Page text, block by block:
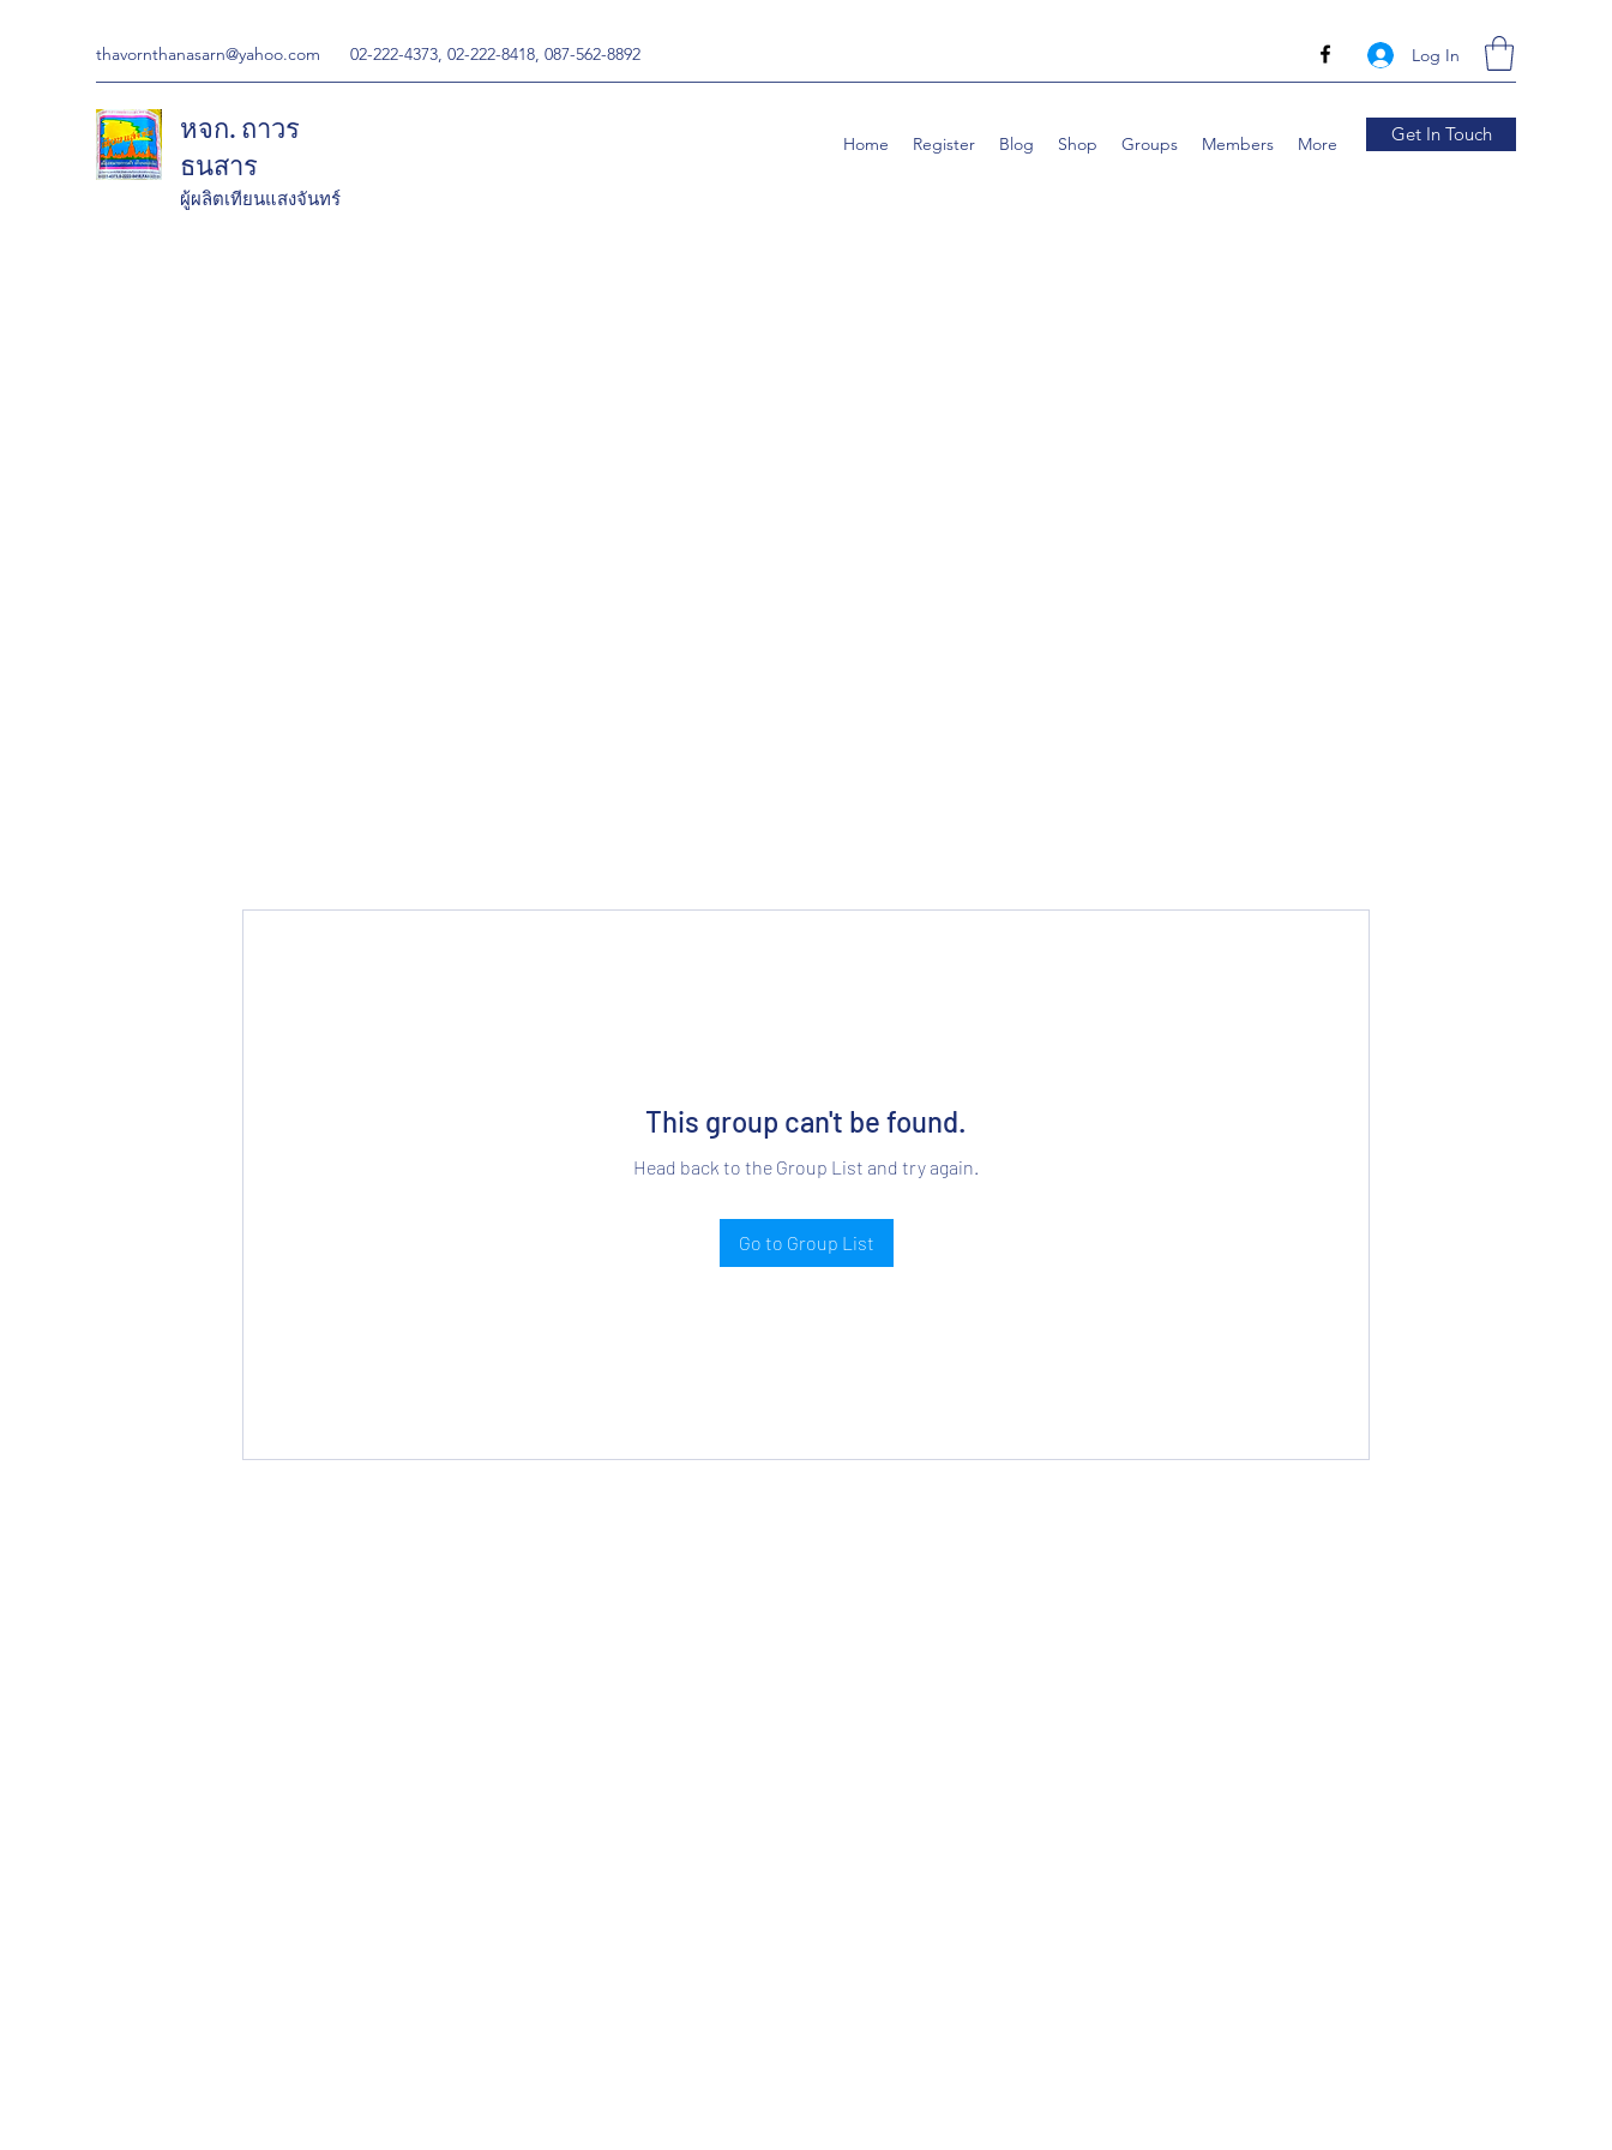
thavornthanasarn@yahoo.com 02-222-4373, 02-222-8418, 087-562-8892 Log In
หจก. ถาวร
ธนสาร
ผู้ผลิตเทียนแสงจันทร์
Home Register Blog Shop Groups Members More Get In Touch
This group can't be found.
Head back to the Group List and try again.
Go to Group List